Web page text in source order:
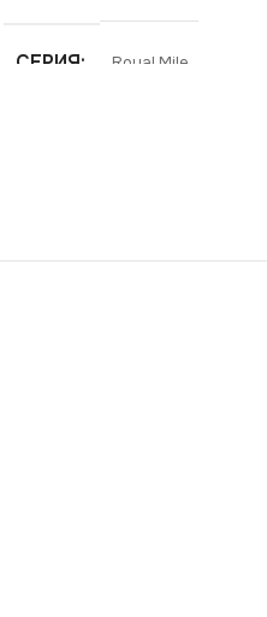
СЕРИЯ Royal Mile
СВЕТЛИНЕН ПОТОК